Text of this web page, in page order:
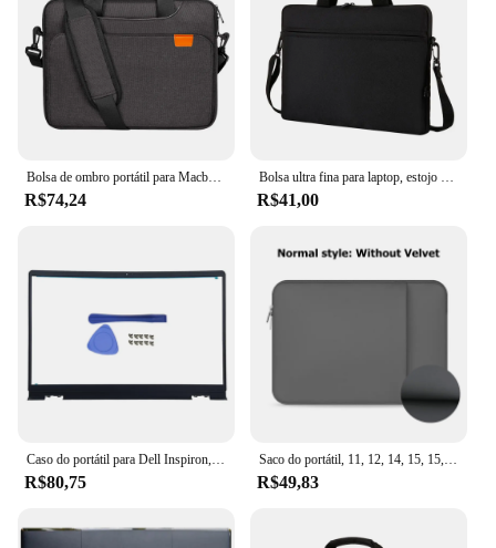
R$74,24 R$41,00
R$80,75 R$49,83